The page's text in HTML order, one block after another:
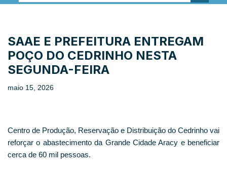
SAAE E PREFEITURA ENTREGAM
POÇO DO CEDRINHO NESTA
SEGUNDA-FEIRA
maio 15, 2026
Centro de Produção, Reservação e Distribuição do Cedrinho vai
reforçar o abastecimento da Grande Cidade Aracy e beneficiar
cerca de 60 mil pessoas.